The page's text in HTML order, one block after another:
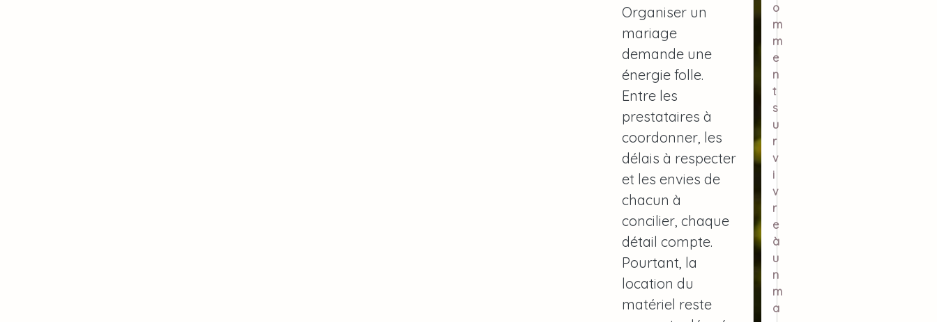
Organiser un
mariage
demande une
énergie folle.
Entre les
prestataires à
coordonner, les
délais à respecter
et les envies de
chacun à
concilier, chaque
détail compte.
Pourtant, la
location du
matériel reste
o
m
m
e
n
t
s
u
r
v
i
v
r
e
à
u
n
m
a